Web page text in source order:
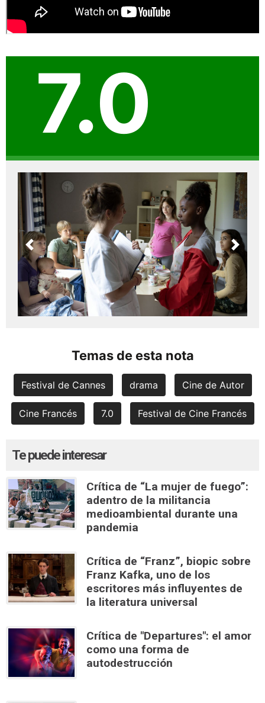
7.0
Previous Next
Temas de esta nota
Festival de Cannes drama Cine de Autor
Cine Francés 7.0 Festival de Cine Francés
Te puede interesar
Crítica de “La mujer de fuego”:
adentro de la militancia
medioambiental durante una
pandemia
Crítica de “Franz”, biopic sobre
Franz Kafka, uno de los
escritores más influyentes de
la literatura universal
Crítica de "Departures": el amor
como una forma de
autodestrucción